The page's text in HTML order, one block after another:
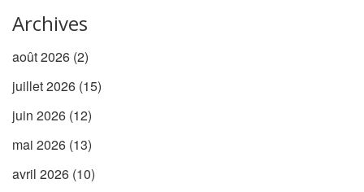
Archives
août 2026 (2)
juillet 2026 (15)
juin 2026 (12)
mai 2026 (13)
avril 2026 (10)